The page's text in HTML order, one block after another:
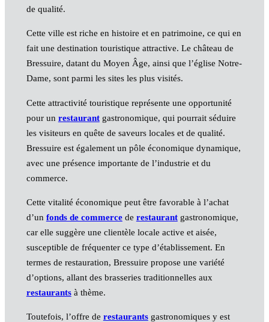
de qualité.
Cette ville est riche en histoire et en patrimoine, ce qui en
fait une destination touristique attractive. Le château de
Bressuire, datant du Moyen Âge, ainsi que l’église Notre-
Dame, sont parmi les sites les plus visités.
Cette attractivité touristique représente une opportunité
pour un restaurantgastronomique, qui pourrait séduire
les visiteurs en quête de saveurs locales et de qualité.
Bressuire est également un pôle économique dynamique,
avec une présence importante de l’industrie et du
commerce.
Cette vitalité économique peut être favorable à l’achat
d’un fonds de commercede restaurantgastronomique,
car elle suggère une clientèle locale active et aisée,
susceptible de fréquenter ce type d’établissement. En
termes de restauration, Bressuire propose une variété
d’options, allant des brasseries traditionnelles aux
restaurantsà thème.
Toutefois, l’offre de restaurantsgastronomiques y est